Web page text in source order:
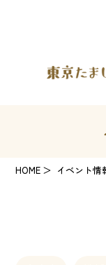
HOME イベント情